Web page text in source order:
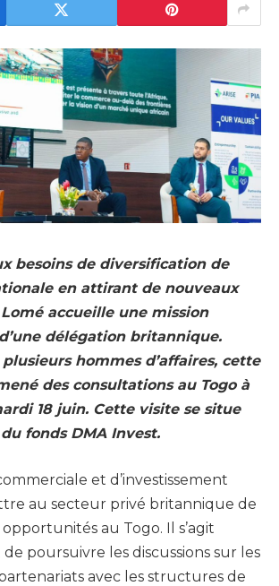
besoins de diversification de
en attirant de nouveaux
accueille une mission
délégation britannique.
hommes d’affaires, cette
des consultations au Togo à
18 juin. Cette visite se situe
fonds DMA Invest.
et d’investissement
au secteur privé britannique de
au Togo. Il s’agit
poursuivre les discussions sur les
avec les structures de